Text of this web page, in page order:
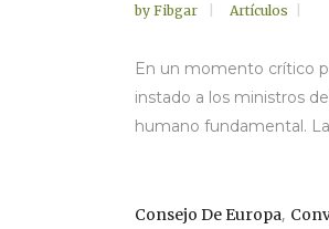
by Fibgar Artículos
En un momento crítico
instado a los ministros
humano fundamental.
Consejo De Europa,